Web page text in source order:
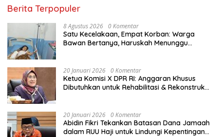
Berita Terpopuler
8 Agustus 2026 0 Komentar
Satu Kecelakaan, Empat Korban: Warga
Bawan Bertanya, Haruskah Menunggu
20 Januari 2026 0 Komentar
Ketua Komisi X DPR RI: Anggaran Khusus
Dibutuhkan untuk Rehabilitasi & Rekonstruksi
20 Januari 2026 0 Komentar
Abidin Fikri Tekankan Batasan Dana Jamaah
dalam RUU Haji untuk Lindungi Kepentingan